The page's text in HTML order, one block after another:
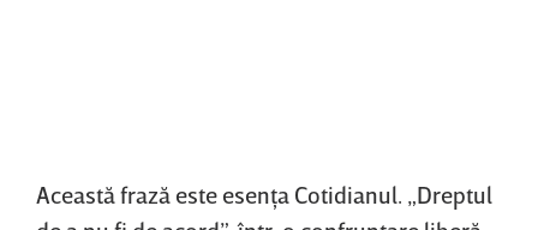
Această frază este esenţa Cotidianul. „Dreptul